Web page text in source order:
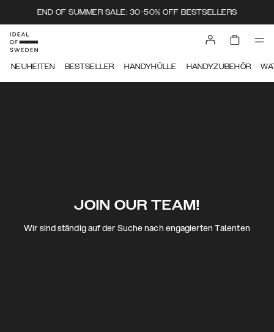
END OF SUMMER SALE: 30-50% OFF BESTSELLERS
NEUHEITEN BESTSELLER HANDYHÜLLE HANDYZUBEHÖR
JOIN OUR TEAM!
Wir sind ständig auf der Suche nach engagierten Talenten